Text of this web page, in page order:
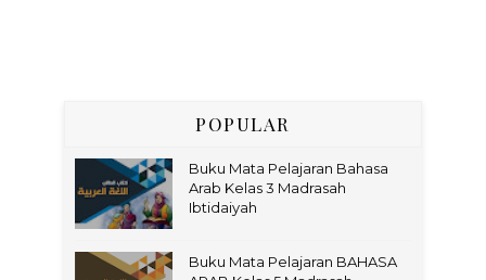
POPULAR
Buku Mata Pelajaran Bahasa
Arab Kelas 3 Madrasah
Ibtidaiyah
Buku Mata Pelajaran BAHASA